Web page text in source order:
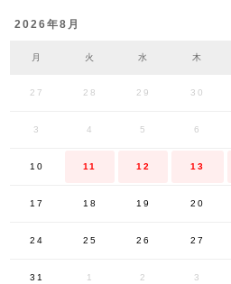
2026年8月
月 火 水 木
27 28 29 30
3 4 5 6
10 11 12 13
17 18 19 20
24 25 26 27
31 1 2 3